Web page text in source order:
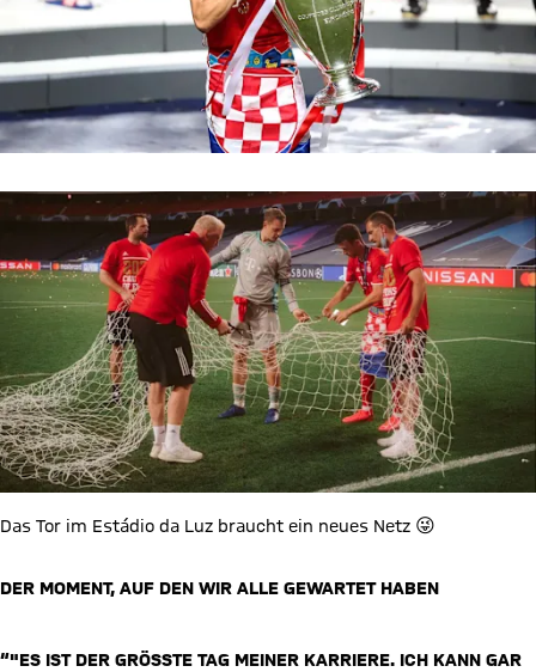
Das Tor im Estádio da Luz braucht ein neues Netz 😜
DER MOMENT, AUF DEN WIR ALLE GEWARTET HABEN
“"ES IST DER GRÖSSTE TAG MEINER KARRIERE. ICH KANN GAR N